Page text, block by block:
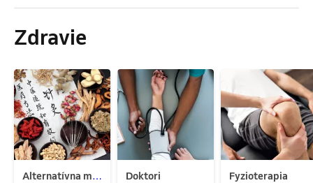
Zdravie
Alternatívna medicína Doktori Fyzioterapia